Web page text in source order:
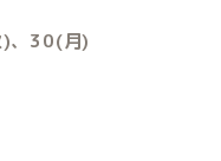
、30(月)